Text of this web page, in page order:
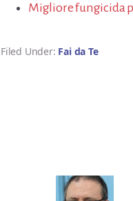
Migliore fungicida
Filed Under: Fai da Te